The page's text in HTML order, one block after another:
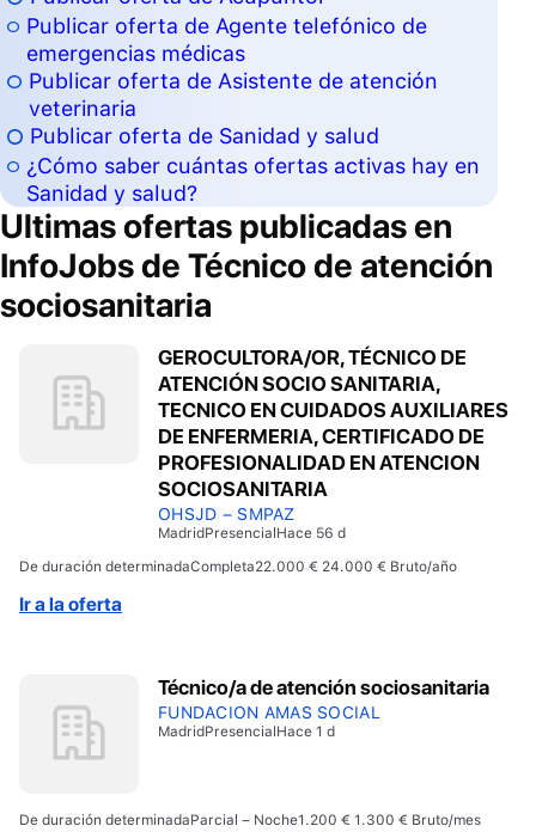
Publicar oferta de Agente telefónico de
emergencias médicas
Publicar oferta de Asistente de atención
veterinaria
Publicar oferta de Sanidad y salud
¿Cómo saber cuántas ofertas activas hay en
Sanidad y salud?
Ultimas ofertas publicadas en
InfoJobs de Técnico de atención
sociosanitaria
GEROCULTORA/OR, TÉCNICO DE
ATENCIÓN SOCIO SANITARIA,
TECNICO EN CUIDADOS AUXILIARES
DE ENFERMERIA, CERTIFICADO DE
PROFESIONALIDAD EN ATENCION
SOCIOSANITARIA
OHSJD – SMPAZ
MadridPresencialHace 56 d
De duración determinadaCompleta22.000 € 24.000 € Bruto/año
Ir a la oferta
Técnico/a de atención sociosanitaria
FUNDACION AMAS SOCIAL
MadridPresencialHace 1 d
De duración determinadaParcial – Noche1.200 € 1.300 € Bruto/mes